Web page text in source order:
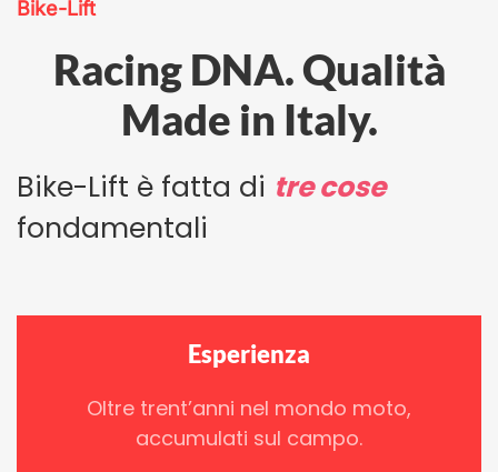
Bike-Lift
Racing DNA. Qualità
Made in Italy.
Bike-Lift è fatta di tre cose
fondamentali
Esperienza
Oltre trent’anni nel mondo moto,
accumulati sul campo.